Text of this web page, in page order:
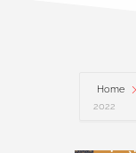
Home
2022